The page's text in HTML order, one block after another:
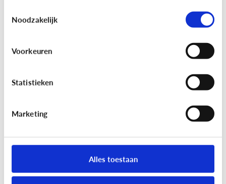
Noodzakelijk
Voorkeuren
Statistieken
Marketing
Alles toestaan
Lezen
Voorlezen aan jonge kinderen zorgt ervoor dat ze
hen makkelijker?